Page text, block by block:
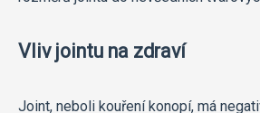
Vliv jointu na zdraví
Joint, neboli kouření konopí, má